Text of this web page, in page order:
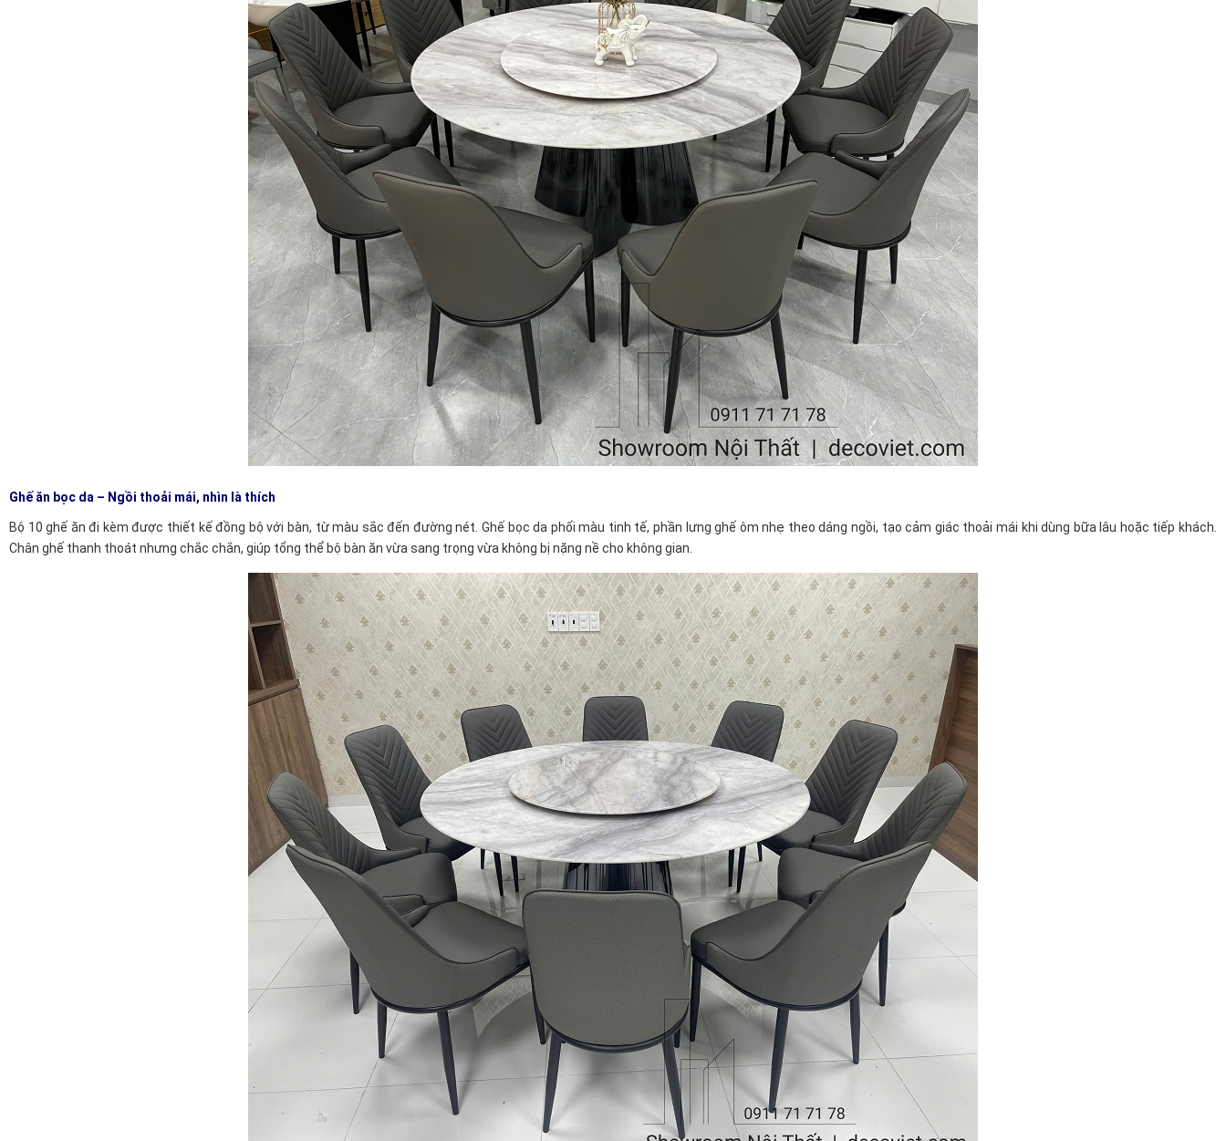
Ghế ăn bọc da – Ngồi thoải mái, nhìn là thích
Bộ 10 ghế ăn đi kèm được thiết kế đồng bộ với bàn, từ màu sắc đến đường nét. Ghế bọc da phối màu tinh tế, phần lưng ghế ôm nhẹ theo dáng ngồi, tạo cảm giác thoải mái khi dùng bữa lâu hoặc tiếp khách.
Chân ghế thanh thoát nhưng chắc chắn, giúp tổng thể bộ bàn ăn vừa sang trọng vừa không bị nặng nề cho không gian.